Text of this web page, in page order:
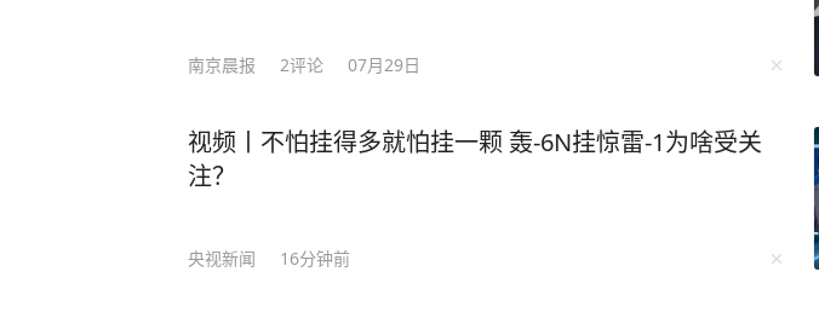
南京晨报 2评论 07月29日
视频丨不怕挂得多就怕挂一颗 轰-6N挂惊雷-1为啥受关
注？
央视新闻 16分钟前